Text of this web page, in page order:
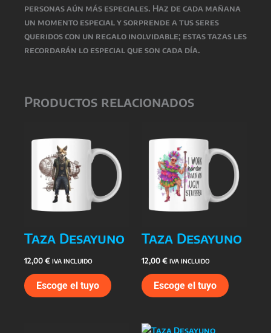
personas aún más especiales. Haz de cada mañana
un momento especial y sorprende a tus seres
queridos con un regalo inolvidable; estas tazas les
recordarán lo especial que son cada día.
Productos relacionados
Taza Desayuno
12,00€ IVA INCLUIDO
Escoge el tuyo
Taza Desayuno
12,00€ IVA INCLUIDO
Escoge el tuyo